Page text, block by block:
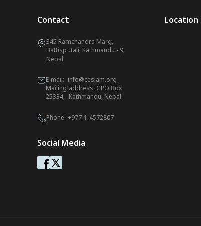
Contact
345 Ramchandra Marg,
Battisputali, Kathmandu - 9,
Nepal
E-mail: info@ceslam.org ,
Mailing address: GPO Box
25334, Kathmandu, Nepal
Phone: +977-1-4572807
Social Media
Location